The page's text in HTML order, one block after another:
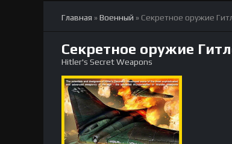
Главная »Военный » Секретное оружие
Секретное оружие
Hitler's Secret Weapons